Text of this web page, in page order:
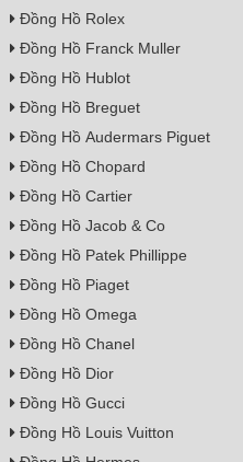
Đồng Hồ Rolex
Đồng Hồ Franck Muller
Đồng Hồ Hublot
Đồng Hồ Breguet
Đồng Hồ Audermars Piguet
Đồng Hồ Chopard
Đồng Hồ Cartier
Đồng Hồ Jacob & Co
Đồng Hồ Patek Phillippe
Đồng Hồ Piaget
Đồng Hồ Omega
Đồng Hồ Chanel
Đồng Hồ Dior
Đồng Hồ Gucci
Đồng Hồ Louis Vuitton